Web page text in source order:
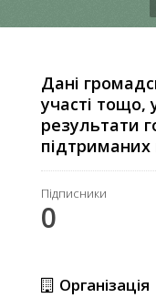
Дані
участі тощо,
результати
підтриманих
Підписники
0
Організація